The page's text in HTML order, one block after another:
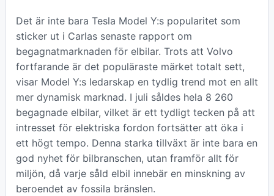
Det är inte bara Tesla Model Y:s popularitet som
sticker ut i Carlas senaste rapport om
begagnatmarknaden för elbilar. Trots att Volvo
fortfarande är det populäraste märket totalt sett,
visar Model Y:s ledarskap en tydlig trend mot en allt
mer dynamisk marknad. I juli såldes hela 8 260
begagnade elbilar, vilket är ett tydligt tecken på att
intresset för elektriska fordon fortsätter att öka i
ett högt tempo. Denna starka tillväxt är inte bara en
god nyhet för bilbranschen, utan framför allt för
miljön, då varje såld elbil innebär en minskning av
beroendet av fossila bränslen.